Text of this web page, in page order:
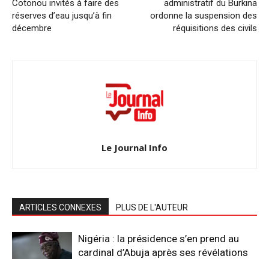
Cotonou invités à faire des
réserves d’eau jusqu’à fin
décembre
administratif du Burkina
ordonne la suspension des
réquisitions des civils
Le Journal Info
ARTICLES CONNEXES PLUS DE L'AUTEUR
Nigéria : la présidence s’en prend au
cardinal d’Abuja après ses révélations